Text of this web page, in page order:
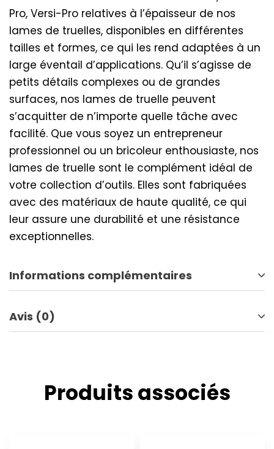
Pro, Versi-Pro relatives à l’épaisseur de nos
lames de truelles, disponibles en différentes
tailles et formes, ce qui les rend adaptées à un
large éventail d’applications. Qu’il s’agisse de
petits détails complexes ou de grandes
surfaces, nos lames de truelle peuvent
s’acquitter de n’importe quelle tâche avec
facilité. Que vous soyez un entrepreneur
professionnel ou un bricoleur enthousiaste, nos
lames de truelle sont le complément idéal de
votre collection d’outils. Elles sont fabriquées
avec des matériaux de haute qualité, ce qui
leur assure une durabilité et une résistance
exceptionnelles.
Informations complémentaires
Avis (0)
Produits associés